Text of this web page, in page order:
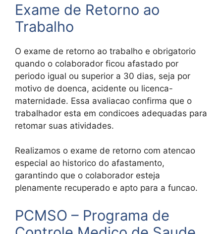
Exame de Retorno ao
Trabalho
O exame de retorno ao trabalho e obrigatorio
quando o colaborador ficou afastado por
periodo igual ou superior a 30 dias, seja por
motivo de doenca, acidente ou licenca-
maternidade. Essa avaliacao confirma que o
trabalhador esta em condicoes adequadas para
retomar suas atividades.
Realizamos o exame de retorno com atencao
especial ao historico do afastamento,
garantindo que o colaborador esteja
plenamente recuperado e apto para a funcao.
PCMSO – Programa de